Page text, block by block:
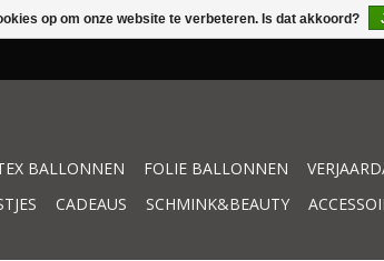
BALLONNEN FOLIE BALLONNEN
CADEAUS SCHMINK&BEAUTY
op om onze website te verbeteren. Is dat akkoord?